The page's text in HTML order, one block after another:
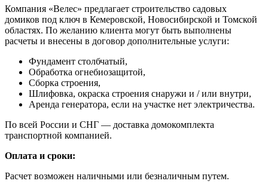
Компания «Велес» предлагает строительство садовых
домиков под ключ в Кемеровской, Новосибирской и Томской
областях. По желанию клиента могут быть выполнены
расчеты и внесены в договор дополнительные услуги:
Фундамент столбчатый,
Обработка огнебиозащитой,
Сборка строения,
Шлифовка, окраска строения снаружи и / или внутри,
Аренда генератора, если на участке нет электричества.
По всей России и СНГ — доставка домокомплекта
транспортной компанией.
Оплата и сроки:
Расчет возможен наличными или безналичным путем.